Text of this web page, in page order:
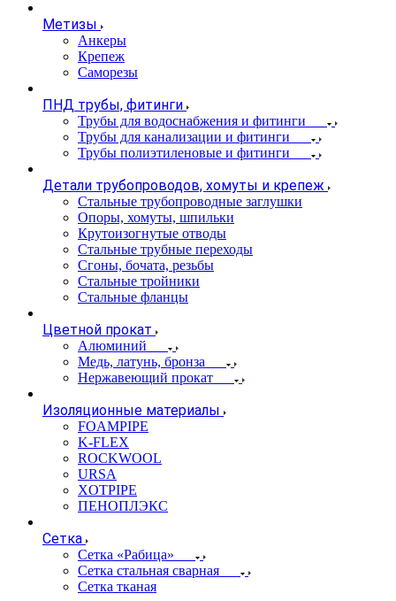
Метизы
Анкеры
Крепеж
Саморезы
ПНД трубы, фитинги
Трубы для водоснабжения и фитинги
Трубы для канализации и фитинги
Трубы полиэтиленовые и фитинги
Детали трубопроводов, хомуты и крепеж
Стальные трубопроводные заглушки
Опоры, хомуты, шпильки
Крутоизогнутые отводы
Стальные трубные переходы
Сгоны, бочата, резьбы
Стальные тройники
Стальные фланцы
Цветной прокат
Алюминий
Медь, латунь, бронза
Нержавеющий прокат
Изоляционные материалы
FOAMPIPE
K-FLEX
ROCKWOOL
URSA
XOTPIPE
ПЕНОПЛЭКС
Сетка
Сетка «Рабица»
Сетка стальная сварная
Сетка тканая